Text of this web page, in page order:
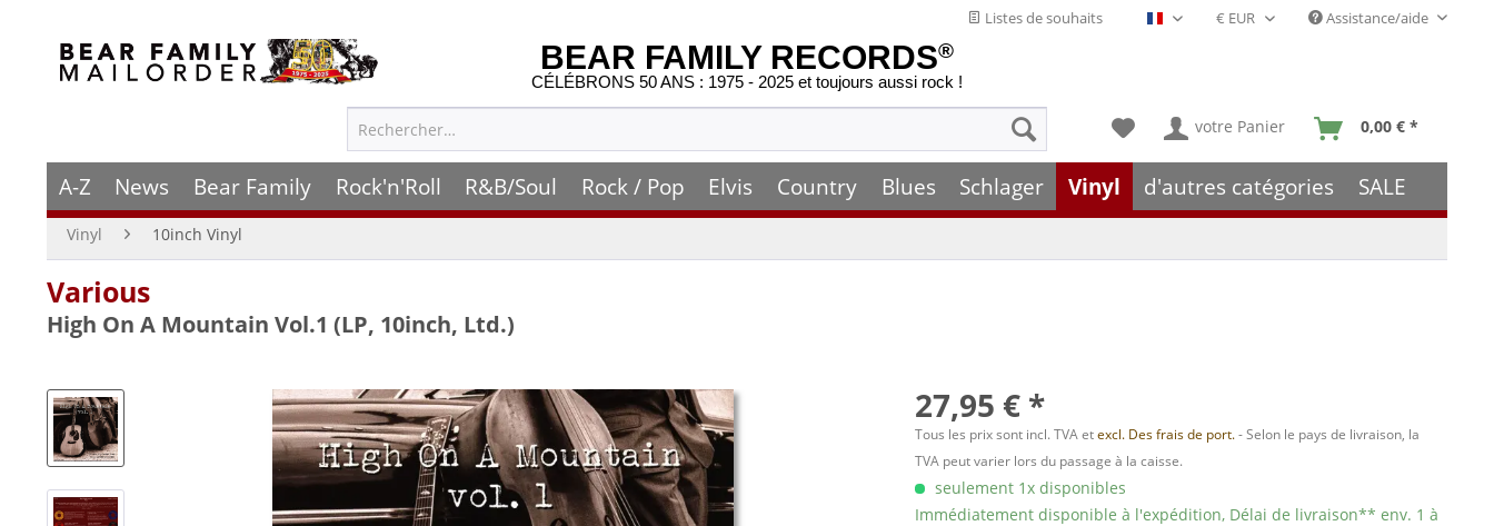
Listes de souhaits Français- FR Assistance/aide
BEAR FAMILY RECORDS®
CÉLÉBRONS 50 ANS : 1975 - 2025 et toujours aussi rock !
votre Panier 0,00 € *
A-Z News Bear Family Rock'n'Roll R&B/Soul Rock / Pop Elvis Country Blues Schlager Vinyl d'autres catégories SALE
Vinyl 10inch Vinyl
Various
High On A Mountain Vol.1 (LP, 10inch, Ltd.)
27,95 € *
Tous les prix sont incl. TVA etexcl. Des frais de port.- Selon le pays de livraison, la
TVA peut varier lors du passage à la caisse.
seulement 1x disponibles
Immédiatement disponible à l'expédition, Délai de livraison** env. 1 à